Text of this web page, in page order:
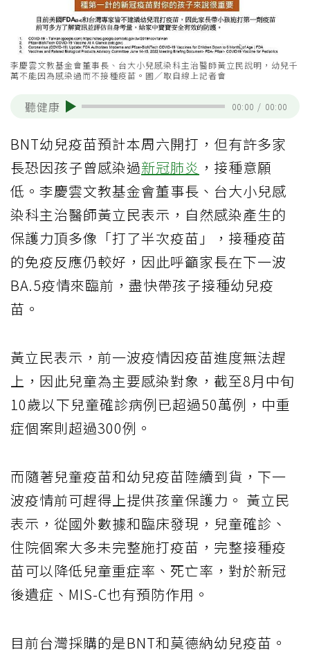
李慶雲文教基金會董事長、台大小兒感染科主治醫師黃立民說明，幼兒千
萬不能因為感染過而不接種疫苗。圖／取自線上記者會
聽健康 00:00 / 00:00
BNT幼兒疫苗預計本周六開打，但有許多家
長恐因孩子曾感染過新冠肺炎 ，接種意願
低。李慶雲文教基金會董事長、台大小兒感
染科主治醫師黃立民表示，自然感染產生的
保護力頂多像「打了半次疫苗」，接種疫苗
的免疫反應仍較好，因此呼籲家長在下一波
BA.5疫情來臨前，盡快帶孩子接種幼兒疫
苗。
黃立民表示，前一波疫情因疫苗進度無法趕
上，因此兒童為主要感染對象，截至8月中旬
10歲以下兒童確診病例已超過50萬例，中重
症個案則超過300例。
而隨著兒童疫苗和幼兒疫苗陸續到貨，下一
波疫情前可趕得上提供孩童保護力。 黃立民
表示，從國外數據和臨床發現，兒童確診、
住院個案大多未完整施打疫苗，完整接種疫
苗可以降低兒童重症率、死亡率，對於新冠
後遺症、MIS-C也有預防作用。
目前台灣採購的是BNT和莫德納幼兒疫苗。